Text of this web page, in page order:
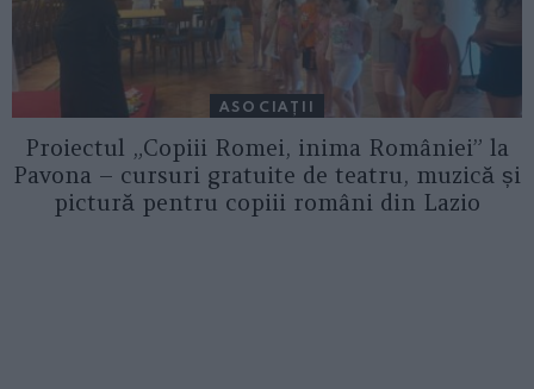
ASOCIAŢII
Proiectul „Copiii Romei, inima României” la
Pavona – cursuri gratuite de teatru, muzică și
pictură pentru copiii români din Lazio